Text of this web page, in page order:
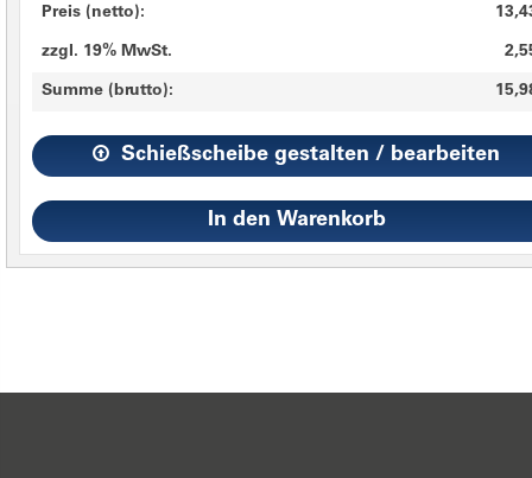
Preis (netto):
zzgl. 19% MwSt.
Summe (brutto):
Schießscheibe gestalten / bearbeiten